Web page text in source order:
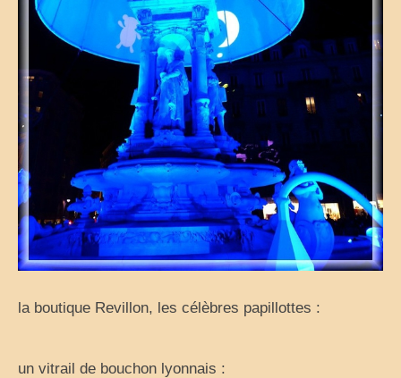
la boutique Revillon, les célèbres papillottes :
un vitrail de bouchon lyonnais :